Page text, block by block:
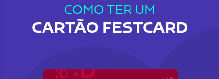
COMO TER UM
CARTÃO FESTCARD